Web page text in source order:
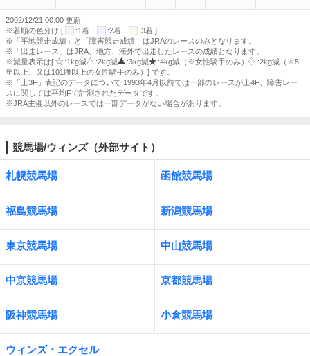
2002/12/21 00:00 更新
※着順の色分け [
:1着 :2着
:3着 ]
※「平地競走成績」と「障害競走成績」はJRAのレースのみとなります。
※「出走レース」はJRA、地方、海外で出走したレースの成績となります。
※減量表示は[
:1kg減 :2kg減 :3kg減 :4kg減（※女性騎手のみ）
:2kg減（※5
年以上、又は101勝以上の女性騎手のみ）] です。
※「上3F」表記のデータについて 1993年4月以前では一部のレースが上4F、障害レー
スに関しては平均Fで計測されたデータです。
※JRA主催以外のレースでは一部データがない場合があります。
競馬場/ウィンズ（外部サイト）
札幌競馬場 函館競馬場
福島競馬場 新潟競馬場
東京競馬場 中山競馬場
中京競馬場 京都競馬場
阪神競馬場 小倉競馬場
ウィンズ・エクセル